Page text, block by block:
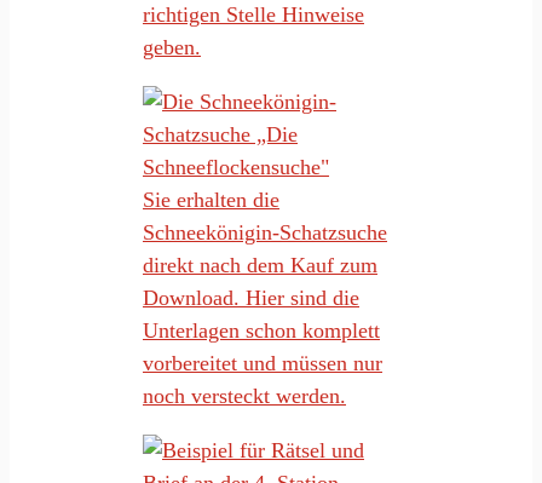
richtigen Stelle Hinweise
geben.
Sie erhalten die
Schneekönigin-Schatzsuche
direkt nach dem Kauf zum
Download. Hier sind die
Unterlagen schon komplett
vorbereitet und müssen nur
noch versteckt werden.